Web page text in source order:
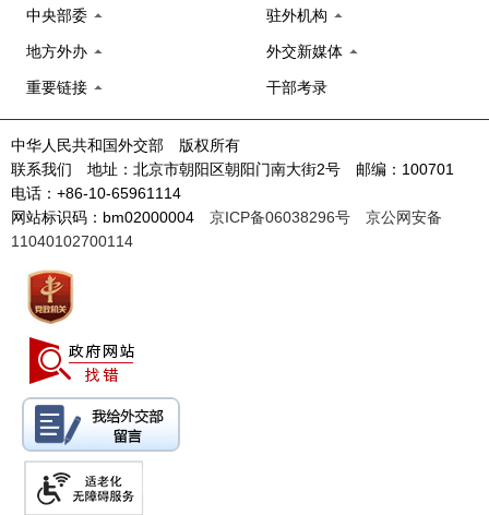
中央部委 驻外机构
地方外办 外交新媒体
重要链接 干部考录
中华人民共和国外交部 版权所有
联系我们 地址：北京市朝阳区朝阳门南大街2号 邮编：100701
电话：+86-10-65961114
网站标识码：bm02000004 京ICP备06038296号
京公网安备
11040102700114